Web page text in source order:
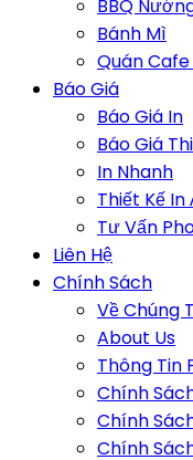
BBQ
Bánh Mì
Quán
Báo Giá
Báo Giá In
Báo Giá
In Nhanh
Thiết Kế In
Tư Vấn
Liên Hệ
Chính Sách
Về Chúng
About Us
Thông Tin
Chính
Chính
Chính